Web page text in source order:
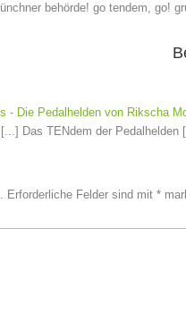
behörde! go tendem, go!
- Die Pedalhelden von Rikscha
Das TENdem der Pedalhelden
Erforderliche Felder sind mit *